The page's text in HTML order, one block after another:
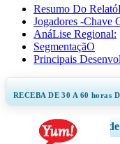
Resumo Do
Jogadores -Chave
AnáLise Regional:
SegmentaçãO
Principais
RECEBA DE 30 A 60 horas
Ampliar a cobertura
empresas,
Serviços